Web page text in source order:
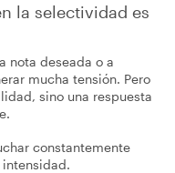
la selectividad es
nota deseada o a
mucha tensión. Pero
sino una respuesta
constantemente